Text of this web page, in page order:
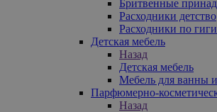
Бритвенные
Расходники детство
Расходники по
Детская мебель
Назад
Детская мебель
Мебель для ванны и
Парфюмерно-
Назад